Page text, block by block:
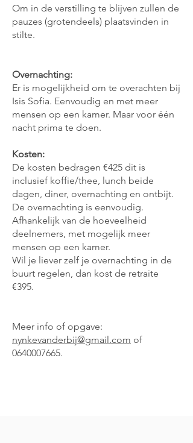
Om in de verstilling te blijven zullen de
pauzes (grotendeels) plaatsvinden in
stilte.
Overnachting:
Er is mogelijkheid om te overachten bij
Isis Sofia. Eenvoudig en met meer
mensen op een kamer. Maar voor één
nacht prima te doen.
Kosten:
De kosten bedragen €425 dit is
inclusief koffie/thee, lunch beide
dagen, diner, overnachting en ontbijt.
De overnachting is eenvoudig.
Afhankelijk van de hoeveelheid
deelnemers, met mogelijk meer
mensen op een kamer.
Wil je liever zelf je overnachting in de
buurt regelen, dan kost de retraite
€395.
Meer info of opgave:
nynkevanderbij@gmail.com of
0640007665.